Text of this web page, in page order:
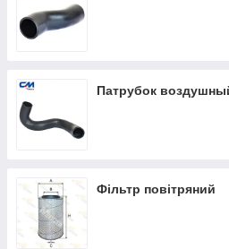
Патрубок
Фільтр повітряний